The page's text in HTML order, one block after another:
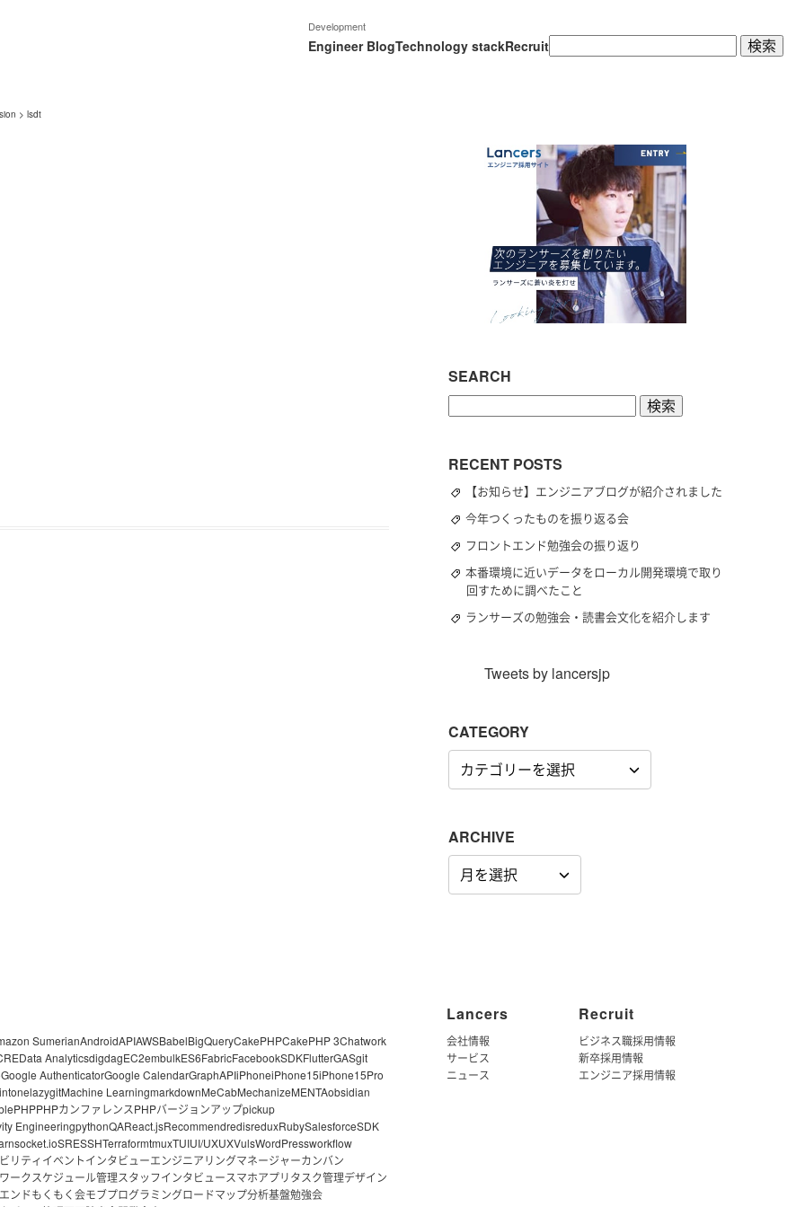
Development
Engineer BlogTechnology stackRecruit検
索:
> lsdt
SEARCH
RECENT POSTS
【お知らせ】エンジニアブログが紹介されました
今年つくったものを振り返る会
フロントエンド勉強会の振り返り
本番環境に近いデータをローカル開発環境で取り
回すために調べたこと
ランサーズの勉強会・読書会文化を紹介します
Tweets by lancersjp
CATEGORY
CATEGORY
ARCHIVE
ARCHIVE
SumerianAndroidAPIAWSBabelBigQueryCakePHPCakePHP 3Chatwork
Data AnalyticsdigdagEC2embulkES6FabricFacebookSDKFlutterGASgit
Google AuthenticatorGoogle CalendarGraphAPIiPhoneiPhone15iPhone15Pro
lazygitMachine LearningmarkdownMeCabMechanizeMENTAobsidian
PHPPHPカンファレンスPHPバージョンアップpickup
EngineeringpythonQAReact.jsRecommendredisreduxRubySalesforceSDK
socket.ioSRESSHTerraformtmuxTUIUI/UXUXVulsWordPressworkflow
リティ イベントインタビューエンジニアリングマネージャーカンバン
ークスケジュール管理スタッフインタビュースマホアプリタスク管理デザイン
ンドもくもく会モブプログラミングロードマップ分析基盤勉強会
Lancers
会社情報
サービス
ニュース
Recruit
ビジネス職採用情報
新卒採用情報
エンジニア採用情報